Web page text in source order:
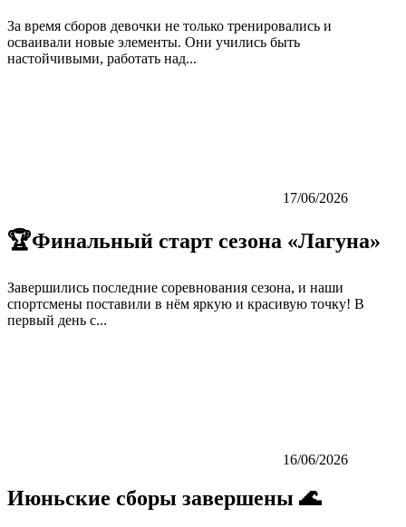
За время сборов девочки не только тренировались и
осваивали новые элементы. Они учились быть
настойчивыми, работать над...
17/06/2026
🏆Финальный старт сезона «Лагуна»
Завершились последние соревнования сезона, и наши
спортсмены поставили в нём яркую и красивую точку! В
первый день с...
16/06/2026
Июньские сборы завершены 🌊